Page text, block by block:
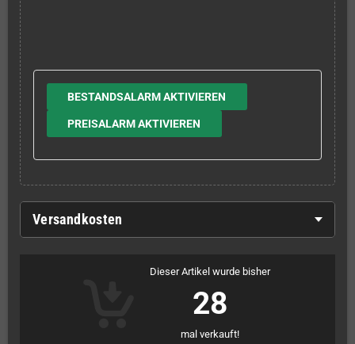
BESTANDSALARM AKTIVIEREN
PREISALARM AKTIVIEREN
Versandkosten
Dieser Artikel wurde bisher
28
mal verkauft!